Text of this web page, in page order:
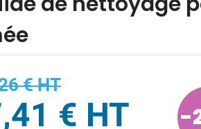
€ HT
€ HT -